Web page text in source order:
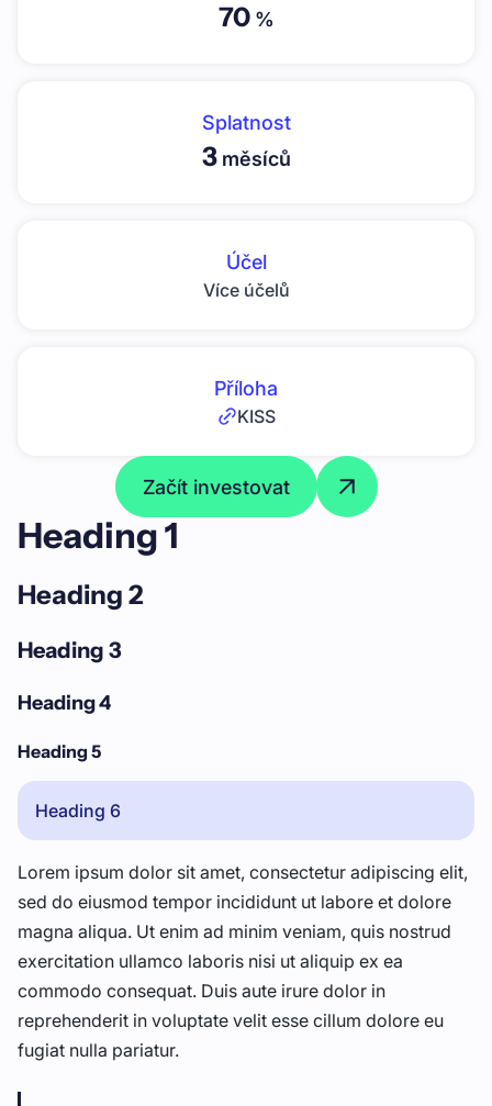
70%
Splatnost
3měsíců
Účel
Více účelů
Příloha
KISS
Začít investovat
Heading 1
Heading 2
Heading 3
Heading 4
Heading 5
Heading 6
Lorem ipsum dolor sit amet, consectetur adipiscing elit,
sed do eiusmod tempor incididunt ut labore et dolore
magna aliqua. Ut enim ad minim veniam, quis nostrud
exercitation ullamco laboris nisi ut aliquip ex ea
commodo consequat. Duis aute irure dolor in
reprehenderit in voluptate velit esse cillum dolore eu
fugiat nulla pariatur.